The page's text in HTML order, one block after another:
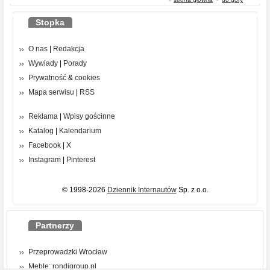
Stopka
O nas
Redakcja
Wywiady
Porady
Prywatność & cookies
Mapa serwisu
RSS
Reklama
Wpisy gościnne
Katalog
Kalendarium
Facebook
X
Instagram
Pinterest
© 1998-2026 Dziennik InternautówSp. z o.o.
Partnerzy
Przeprowadzki Wrocław
Meble: rondigroup.pl